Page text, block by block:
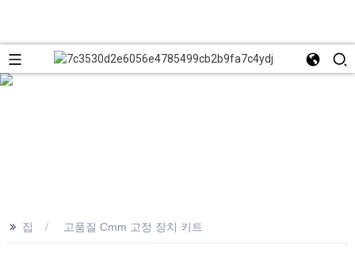
>> 집 고품질 Cmm 고정 장치 키트